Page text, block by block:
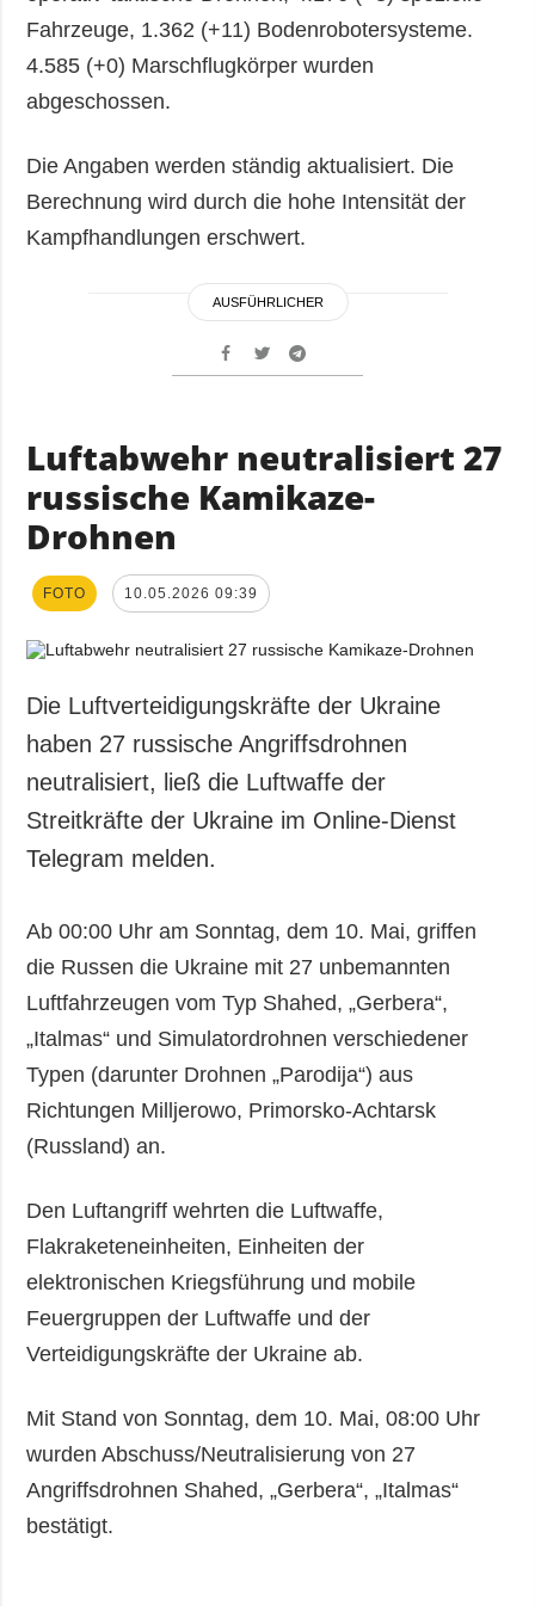
Fahrzeuge, 1.362 (+11) Bodenrobotersysteme.
4.585 (+0) Marschflugkörper wurden
abgeschossen.
Die Angaben werden ständig aktualisiert. Die
Berechnung wird durch die hohe Intensität der
Kampfhandlungen erschwert.
AUSFÜHRLICHER
Luftabwehr neutralisiert 27
russische Kamikaze-
Drohnen
FOTO 10.05.2026 09:39
Die Luftverteidigungskräfte der Ukraine
haben 27 russische Angriffsdrohnen
neutralisiert, ließ die Luftwaffe der
Streitkräfte der Ukraine im Online-Dienst
Telegram melden.
Ab 00:00 Uhr am Sonntag, dem 10. Mai, griffen
die Russen die Ukraine mit 27 unbemannten
Luftfahrzeugen vom Typ Shahed, „Gerbera“,
„Italmas“ und Simulatordrohnen verschiedener
Typen (darunter Drohnen „Parodija“) aus
Richtungen Milljerowo, Primorsko-Achtarsk
(Russland) an.
Den Luftangriff wehrten die Luftwaffe,
Flakraketeneinheiten, Einheiten der
elektronischen Kriegsführung und mobile
Feuergruppen der Luftwaffe und der
Verteidigungskräfte der Ukraine ab.
Mit Stand von Sonntag, dem 10. Mai, 08:00 Uhr
wurden Abschuss/Neutralisierung von 27
Angriffsdrohnen Shahed, „Gerbera“, „Italmas“
bestätigt.